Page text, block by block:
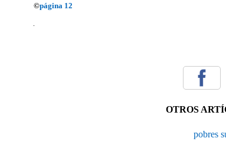
©página 12
OTROS
pobres